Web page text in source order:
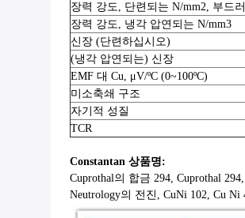
장력 강도, 단련되는 N/mm2, 부드
장력 강도, 냉각 압연되는 N/mm3
신장 (단련하십시오)
(냉각 압연되는) 신장
EMF 대 Cu, μV/ºC (0~100ºC)
미소축쇄 구조
자기적 성질
TCR
Constantan 상품명:
Cuprothal의 합금 294, Cuprothal
Neutrology의 전진, CuNi 102, Cu Ni